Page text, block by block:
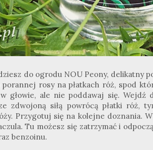
do ogrodu NOU Peony, delikatny
porannej rosy na płatkach róż, spod
głowie, ale nie poddawaj się. Wejdź
zdwojoną siłą powrócą płatki róż,
Przygotuj się na kolejne doznania.
Tu możesz się zatrzymać i
benzoinu.